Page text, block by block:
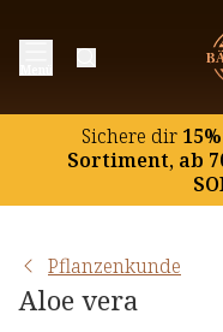
Sichere dir
Sortiment, ab
Pflanzenkunde
Aloe vera
Etymologie und
Botanik der Aloe
Inhaltsstoffe und
Hinweise